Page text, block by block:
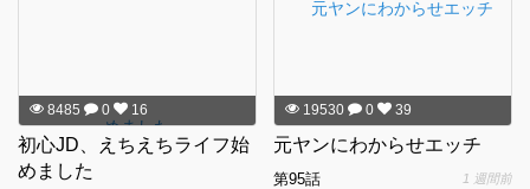
8485 0 16
初心JD、えちえちライフ始
めました
19530 0 39
元ヤンにわからせエッチ
第95話 1 週間前